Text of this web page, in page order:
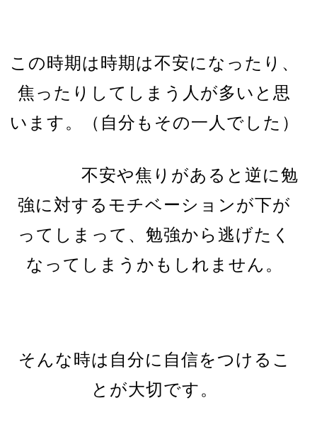
この時期は時期は不安になったり、
焦ったりしてしまう人が多いと思
います。（自分もその一人でした）
不安や焦りがあると逆に勉
強に対するモチベーションが下が
ってしまって、勉強から逃げたく
なってしまうかもしれません。
そんな時は自分に自信をつけるこ
とが大切です。